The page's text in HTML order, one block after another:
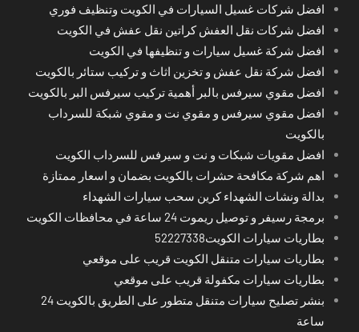
افضل شركات غسيل السيارات في الكويت وتنظيف فوري
افضل شركات نقل العفش كراتين نقل عفش في الكويت
افضل شركة غسيل سيارات و تنظيفها في الكويت
افضل شركة نقل عفش و تخزين اثاث و تركيب ستائر بالكويت
افضل مقوي سيرفس بالبر أهمية تركيب سيرفس البر بالكويت
افضل مقوي سيرفس و مقوي نت و مقوي شبكة للسرداب
بالكويت
افضل مقويات شبكات و نت و سيرفس للسرداب الكويت
اهم شركة مكافحة حشرات بالكويت بضمان و اسعار ممتازة
بدالة ونشات الشهداء كرين سحب سيارات الشهداء
برمجة رسيفر و توصيل ريموت 24 ساعة في محافظات الكويت
بطاريات سيارات الكويت52227338
بطاريات سيارات متنقل الكويت قريب على موقعي
بطاريات سيارات مكفولة قريب على موقعي
بنشر تصليح سيارات متنقل متطور على الطريق بالكويت 24
ساعة